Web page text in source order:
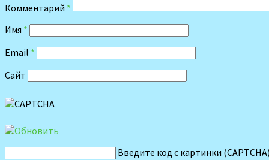
Комментарий *
Имя *
Email *
Сайт
Введите код с картинки